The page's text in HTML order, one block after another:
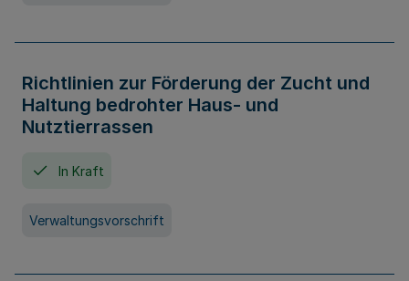
Richtlinien zur Förderung der Zucht und
Haltung bedrohter Haus- und
Nutztierrassen
In Kraft
Verwaltungsvorschrift